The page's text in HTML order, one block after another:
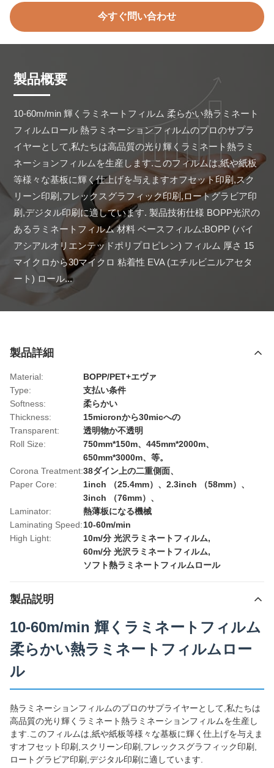
今すぐ問い合わせ
製品概要
10-60m/min 輝くラミネートフィルム 柔らかい熱ラミネート
フィルムロール 熱ラミネーションフィルムのプロのサプラ
イヤーとして,私たちは高品質の光り輝くラミネート熱ラミ
ネーションフィルムを生産します.このフィルムは,紙や紙板
等様々な基板に輝く仕上げを与えますオフセット印刷,スク
リーン印刷,フレックスグラフィック印刷,ロートグラビア印
刷,デジタル印刷に適しています. 製品技術仕様 BOPP光沢の
あるラミネートフィルム 材料 ベースフィルム:BOPP (バイ
アシアルオリエンテッドポリプロピレン) フィルム 厚さ 15
マイクロから30マイクロ 粘着性 EVA (エチルビニルアセタ
ート) ロール...
製品詳細
Material:
BOPP/PET+エヴァ
Type:
支払い条件
Softness:
柔らかい
Thickness:
15micronから30micへの
Transparent:
透明物か不透明
Roll Size:
750mm*150m、445mm*2000m、
650mm*3000m、等。
Corona Treatment:38ダイン上の二重側面、
Paper Core:
1inch （25.4mm）、2.3inch （58mm）、
3inch （76mm）、
Laminator:
熱薄板になる機械
Laminating Speed:10-60m/min
High Light:
10m/分 光沢ラミネートフィルム,
60m/分 光沢ラミネートフィルム,
ソフト熱ラミネートフィルムロール
製品説明
10-60m/min 輝くラミネートフィルム
柔らかい熱ラミネートフィルムロー
ル
熱ラミネーションフィルムのプロのサプライヤーとして,私たちは
高品質の光り輝くラミネート熱ラミネーションフィルムを生産し
ます.このフィルムは,紙や紙板等様々な基板に輝く仕上げを与えま
すオフセット印刷,スクリーン印刷,フレックスグラフィック印刷,
ロートグラビア印刷,デジタル印刷に適しています.